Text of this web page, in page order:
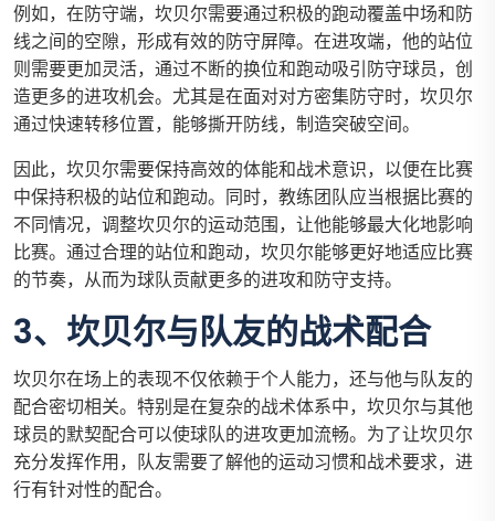
例如，在防守端，坎贝尔需要通过积极的跑动覆盖中场和防
线之间的空隙，形成有效的防守屏障。在进攻端，他的站位
则需要更加灵活，通过不断的换位和跑动吸引防守球员，创
造更多的进攻机会。尤其是在面对对方密集防守时，坎贝尔
通过快速转移位置，能够撕开防线，制造突破空间。
因此，坎贝尔需要保持高效的体能和战术意识，以便在比赛
中保持积极的站位和跑动。同时，教练团队应当根据比赛的
不同情况，调整坎贝尔的运动范围，让他能够最大化地影响
比赛。通过合理的站位和跑动，坎贝尔能够更好地适应比赛
的节奏，从而为球队贡献更多的进攻和防守支持。
3、坎贝尔与队友的战术配合
坎贝尔在场上的表现不仅依赖于个人能力，还与他与队友的
配合密切相关。特别是在复杂的战术体系中，坎贝尔与其他
球员的默契配合可以使球队的进攻更加流畅。为了让坎贝尔
充分发挥作用，队友需要了解他的运动习惯和战术要求，进
行有针对性的配合。